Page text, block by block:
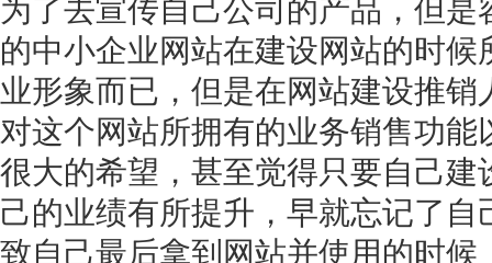
为了去宣传自己公司的产品，但
的中小企业网站在建设网站的时
业形象而已，但是在网站建设推
对这个网站所拥有的业务销售功
很大的希望，甚至觉得只要自己
己的业绩有所提升，早就忘记了
致自己最后拿到网站并使用的时